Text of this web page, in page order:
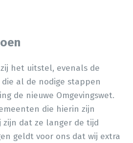
het uitstel, evenals de
al de nodige stappen
de nieuwe Omgevingswet.
die hierin zijn
dat ze langer de tijd
geldt voor ons dat wij extra